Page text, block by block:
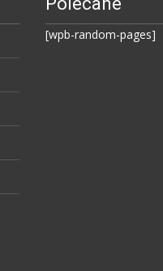
[wpb-random-pages]